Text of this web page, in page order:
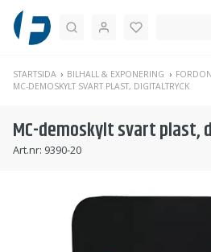
Sök
STARTSIDA BILHALL & EXPONERING
MC-DEMOSKYLT SVART PLAST, DIGITALTRYCK
MC-demoskylt svart
Art.nr: 9390-20